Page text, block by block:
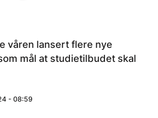
våren lansert flere nye
mål at studietilbudet skal
- 08:59